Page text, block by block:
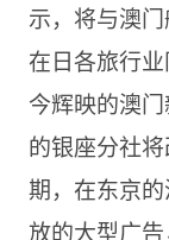
示，将与澳
在日各旅行
今辉映的澳
的银座分社
期，在东京
放的大型广